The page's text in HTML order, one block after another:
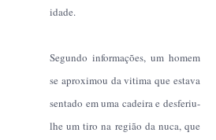
idade.
Segundo informações, um homem
se aproximou da vitima que estava
sentado em uma cadeira e desferiu-
lhe um tiro na região da nuca, que